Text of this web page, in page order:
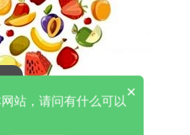
你们的产品么
×
站，请问有什么可以